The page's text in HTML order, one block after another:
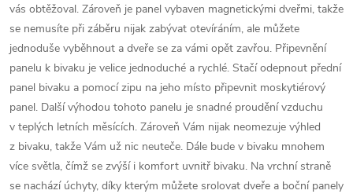
vás obtěžoval. Zároveň je panel vybaven magnetickými dveřmi, takže
se nemusíte při záběru nijak zabývat otevíráním, ale můžete
jednoduše vyběhnout a dveře se za vámi opět zavřou. Připevnění
panelu k bivaku je velice jednoduché a rychlé. Stačí odepnout přední
panel bivaku a pomocí zipu na jeho místo připevnit moskytiérový
panel. Další výhodou tohoto panelu je snadné proudění vzduchu
v teplých letních měsících. Zároveň Vám nijak neomezuje výhled
z bivaku, takže Vám už nic neuteče. Dále bude v bivaku mnohem
více světla, čímž se zvýší i komfort uvnitř bivaku. Na vrchní straně
se nachází úchyty, díky kterým můžete srolovat dveře a boční panely